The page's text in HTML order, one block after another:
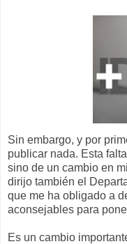
Sin embargo, y por
publicar nada. Esta
sino de un cambio en
dirijo también el
que me ha obligado a
aconsejables para
Es un cambio